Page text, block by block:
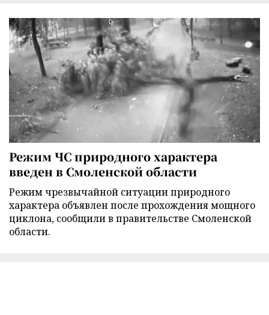
Режим ЧС природного характера
введен в Смоленской области
Режим чрезвычайной ситуации природного
характера объявлен после прохождения мощного
циклона, сообщили в правительстве Смоленской
области.